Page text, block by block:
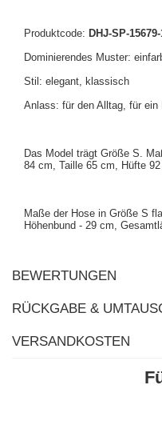
Produktcode: DHJ-SP-
Dominierendes Muster:
Stil: elegant, klassisch
Anlass: für den Alltag, für
Das Model trägt Größe S.
84 cm, Taille 65 cm, Hüfte
Maße der Hose in Größe S
Höhenbund - 29 cm,
BEWERTUNGEN
RÜCKGABE &
VERSANDKOSTEN